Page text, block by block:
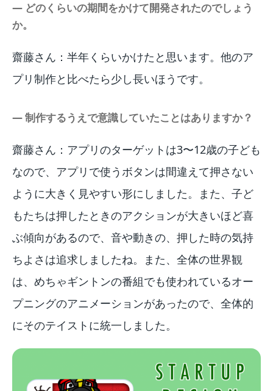
― どのくらいの期間をかけて開発されたのでしょう
か。
齋藤さん：半年くらいかけたと思います。他のア
プリ制作と比べたら少し長いほうです。
― 制作するうえで意識していたことはありますか？
齋藤さん：アプリのターゲットは3〜12歳の子ども
なので、アプリで使うボタンは間違えて押さない
ように大きく見やすい形にしました。また、子ど
もたちは押したときのアクションが大きいほど喜
ぶ傾向があるので、音や動きの、押した時の気持
ちよさは追求しましたね。また、全体の世界観
は、めちゃギントンの番組でも使われているオー
プニングのアニメーションがあったので、全体的
にそのテイストに統一しました。